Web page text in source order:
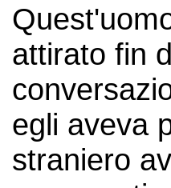
attirato fin
egli aveva
straniero